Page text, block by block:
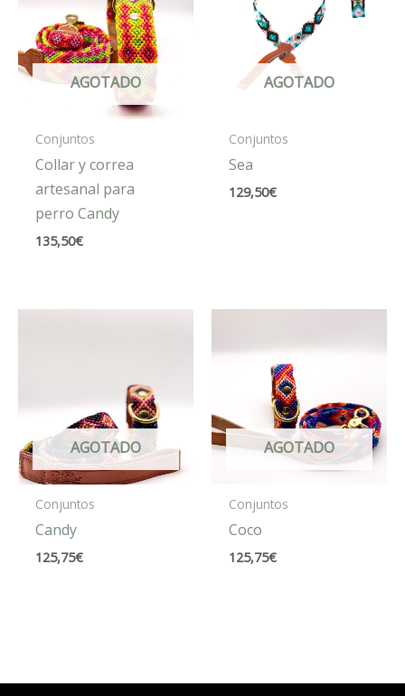
AGOTADO
Conjuntos
Collar y correa
artesanal para
perro Candy
135,50€
AGOTADO
Conjuntos
Sea
129,50€
AGOTADO
Conjuntos
Candy
125,75€
AGOTADO
Conjuntos
Coco
125,75€